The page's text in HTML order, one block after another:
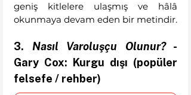
geniş kitlelere ulaşmış ve hâlâ
okunmaya devam eden bir metindir.
3. Nasıl Varoluşçu Olunur? -
Gary Cox: Kurgu dışı (popüler
felsefe / rehber)